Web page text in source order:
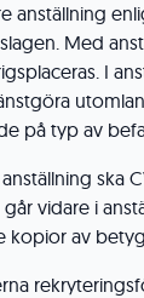
anställning
Med
I
på typ av
ska
vidare i
kopior av